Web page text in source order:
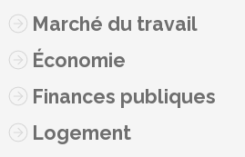
Marché du travail
Économie
Finances publiques
Logement